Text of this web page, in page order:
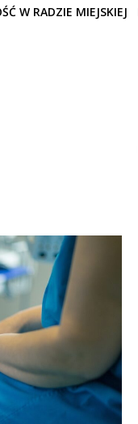
W RADZIE MIEJSKIEJ